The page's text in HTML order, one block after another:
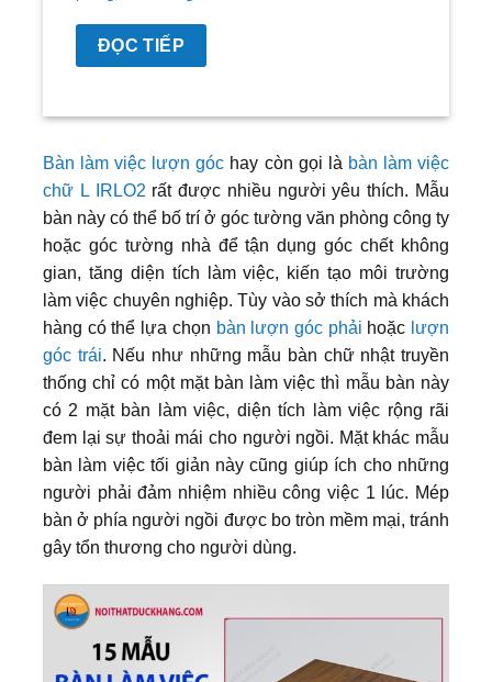
ĐỌC TIẾP
Bàn làm việc lượn góc hay còn gọi là bàn làm việc
chữ L IRLO2 rất được nhiều người yêu thích. Mẫu
bàn này có thể bố trí ở góc tường văn phòng công ty
hoặc góc tường nhà để tận dụng góc chết không
gian, tăng diện tích làm việc, kiến tạo môi trường
làm việc chuyên nghiệp. Tùy vào sở thích mà khách
hàng có thể lựa chọn bàn lượn góc phải hoặc lượn
góc trái. Nếu như những mẫu bàn chữ nhật truyền
thống chỉ có một mặt bàn làm việc thì mẫu bàn này
có 2 mặt bàn làm việc, diện tích làm việc rộng rãi
đem lại sự thoải mái cho người ngồi. Mặt khác mẫu
bàn làm việc tối giản này cũng giúp ích cho những
người phải đảm nhiệm nhiều công việc 1 lúc. Mép
bàn ở phía người ngồi được bo tròn mềm mại, tránh
gây tổn thương cho người dùng.